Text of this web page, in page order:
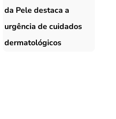
da Pele destaca a
urgência de cuidados
dermatológicos